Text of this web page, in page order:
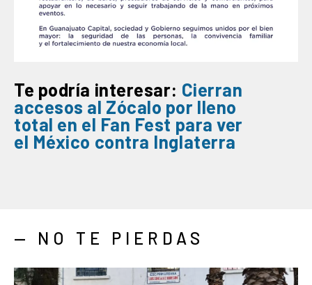
Te podría interesar: Cierran
accesos al Zócalo por lleno
total en el Fan Fest para ver
el México contra Inglaterra
— NO TE PIERDAS